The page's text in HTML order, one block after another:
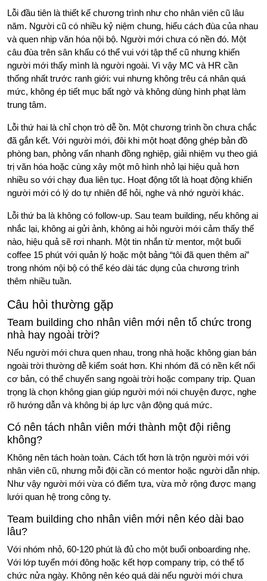
Lỗi đầu tiên là thiết kế chương trình như cho nhân viên cũ lâu
năm. Người cũ có nhiều kỷ niệm chung, hiểu cách đùa của nhau
và quen nhịp văn hóa nội bộ. Người mới chưa có nền đó. Một
câu đùa trên sân khấu có thể vui với tập thể cũ nhưng khiến
người mới thấy mình là người ngoài. Vì vậy MC và HR cần
thống nhất trước ranh giới: vui nhưng không trêu cá nhân quá
mức, không ép tiết mục bất ngờ và không dùng hình phạt làm
trung tâm.
Lỗi thứ hai là chỉ chọn trò dễ ồn. Một chương trình ồn chưa chắc
đã gắn kết. Với người mới, đôi khi một hoạt động ghép bản đồ
phòng ban, phỏng vấn nhanh đồng nghiệp, giải nhiệm vụ theo giá
trị văn hóa hoặc cùng xây một mô hình nhỏ lại hiệu quả hơn
nhiều so với chạy đua liên tục. Hoạt động tốt là hoạt động khiến
người mới có lý do tự nhiên để hỏi, nghe và nhớ người khác.
Lỗi thứ ba là không có follow-up. Sau team building, nếu không ai
nhắc lại, không ai gửi ảnh, không ai hỏi người mới cảm thấy thế
nào, hiệu quả sẽ rơi nhanh. Một tin nhắn từ mentor, một buổi
coffee 15 phút với quản lý hoặc một bảng “tôi đã quen thêm ai”
trong nhóm nội bộ có thể kéo dài tác dụng của chương trình
thêm nhiều tuần.
Câu hỏi thường gặp
Team building cho nhân viên mới nên tổ chức trong
nhà hay ngoài trời?
Nếu người mới chưa quen nhau, trong nhà hoặc không gian bán
ngoài trời thường dễ kiểm soát hơn. Khi nhóm đã có nền kết nối
cơ bản, có thể chuyển sang ngoài trời hoặc company trip. Quan
trọng là chọn không gian giúp người mới nói chuyện được, nghe
rõ hướng dẫn và không bị áp lực vận động quá mức.
Có nên tách nhân viên mới thành một đội riêng
không?
Không nên tách hoàn toàn. Cách tốt hơn là trộn người mới với
nhân viên cũ, nhưng mỗi đội cần có mentor hoặc người dẫn nhịp.
Như vậy người mới vừa có điểm tựa, vừa mở rộng được mạng
lưới quan hệ trong công ty.
Team building cho nhân viên mới nên kéo dài bao
lâu?
Với nhóm nhỏ, 60-120 phút là đủ cho một buổi onboarding nhẹ.
Với lớp tuyển mới đông hoặc kết hợp company trip, có thể tổ
chức nửa ngày. Không nên kéo quá dài nếu người mới chưa